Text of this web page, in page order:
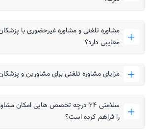
مشاوره تلفنی و مشاوره غیرحضوری با
معایبی دارد؟
مزایای مشاوره تلفنی برای مشاورین و
سلامتی ۲۴ درچه تخصص هایی امکان
را فراهم کرده است؟